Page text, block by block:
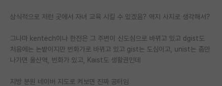
상식적으로 저런 곳에서 자녀 교육 시킬 수 있겠음? 역지 사지로 생각해서?
그나마 kentech이나 한전은 그 주변이 신도심으로 바뀌고 있고 dgist도
처음에는 논밭이지만 번화가로 바뀌고 있고 gist는 도심이고, unist는 좀만
나가면 울산역, 번화가 있고, Kaist도 생활권인데
지방 분원 네이버 지도로 켜보면 진짜 공터임